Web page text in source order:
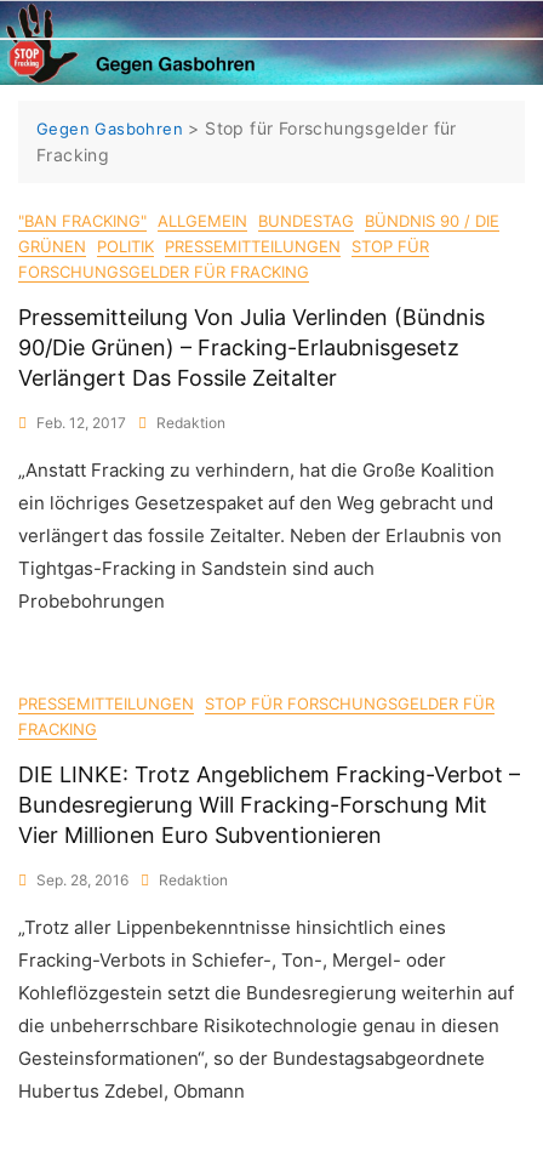
Skip
to
content
Gegen Gasbohren > Stop für Forschungsgelder für
Fracking
"BAN FRACKING" ALLGEMEIN BUNDESTAG
BÜNDNIS 90 / DIE
GRÜNEN
POLITIK PRESSEMITTEILUNGEN
STOP FÜR
FORSCHUNGSGELDER FÜR FRACKING
Pressemitteilung Von Julia Verlinden (Bündnis
90/Die Grünen) – Fracking-Erlaubnisgesetz
Verlängert Das Fossile Zeitalter
Feb. 12, 2017 Redaktion
„Anstatt Fracking zu verhindern, hat die Große Koalition
ein löchriges Gesetzespaket auf den Weg gebracht und
verlängert das fossile Zeitalter. Neben der Erlaubnis von
Tightgas-Fracking in Sandstein sind auch
Probebohrungen
PRESSEMITTEILUNGEN
STOP FÜR FORSCHUNGSGELDER FÜR
FRACKING
DIE LINKE: Trotz Angeblichem Fracking-Verbot –
Bundesregierung Will Fracking-Forschung Mit
Vier Millionen Euro Subventionieren
Sep. 28, 2016 Redaktion
„Trotz aller Lippenbekenntnisse hinsichtlich eines
Fracking-Verbots in Schiefer-, Ton-, Mergel- oder
Kohleflözgestein setzt die Bundesregierung weiterhin auf
die unbeherrschbare Risikotechnologie genau in diesen
Gesteinsformationen“, so der Bundestagsabgeordnete
Hubertus Zdebel, Obmann